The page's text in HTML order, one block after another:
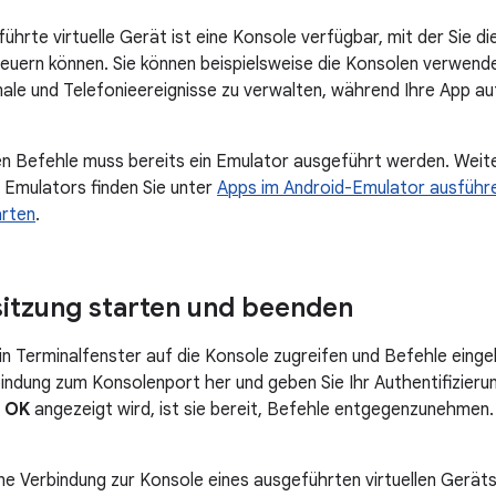
virtuelle Gerät ist eine Konsole verfügbar, mit der Sie
können. Sie können beispielsweise die Konsolen
und Telefonieereignisse zu verwalten, während Ihre App
Befehle muss bereits ein Emulator ausgeführt werden.
finden Sie unter Apps im Android-Emulator
.
starten und beenden
Terminalfenster auf die Konsole zugreifen und Befehle
zum Konsolenport her und geben Sie Ihr
OK angezeigt wird, ist sie bereit, Befehle
Verbindung zur Konsole eines ausgeführten virtuellen